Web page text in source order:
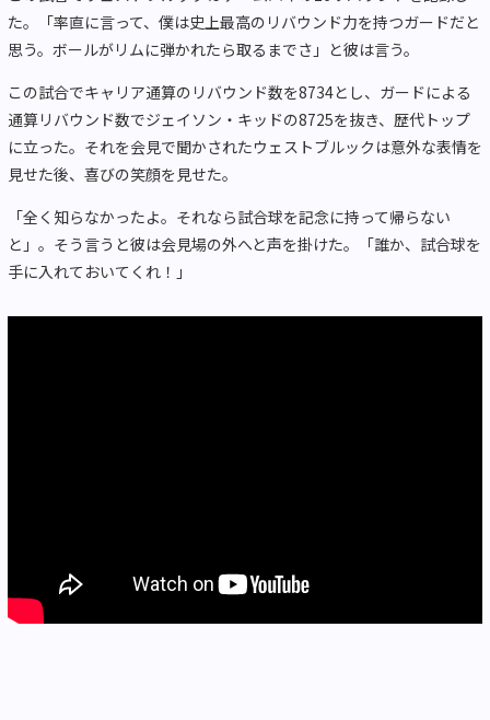
た。「率直に言って、僕は史上最高のリバウンド力を持つガードだと
思う。ボールがリムに弾かれたら取るまでさ」と彼は言う。
この試合でキャリア通算のリバウンド数を8734とし、ガードによる
通算リバウンド数でジェイソン・キッドの8725を抜き、歴代トップ
に立った。それを会見で聞かされたウェストブルックは意外な表情を
見せた後、喜びの笑顔を見せた。
「全く知らなかったよ。それなら試合球を記念に持って帰らない
と」。そう言うと彼は会見場の外へと声を掛けた。「誰か、試合球を
手に入れておいてくれ！」